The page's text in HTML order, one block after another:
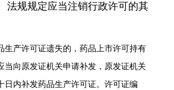
法规规定应当注销行政许可的其
生产许可证遗失的，药品上市许可持有
当向原发证机关申请补发，原发证机关
日内补发药品生产许可证。许可证编